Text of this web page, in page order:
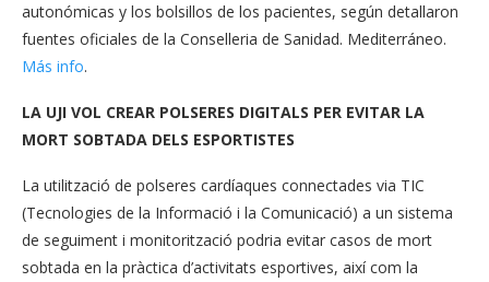
autonómicas y los bolsillos de los pacientes, según detallaron
fuentes oficiales de la Conselleria de Sanidad. Mediterráneo.
Más info.
LA UJI VOL CREAR POLSERES DIGITALS PER EVITAR LA
MORT SOBTADA DELS ESPORTISTES
La utilització de polseres cardíaques connectades via TIC
(Tecnologies de la Informació i la Comunicació) a un sistema
de seguiment i monitorització podria evitar casos de mort
sobtada en la pràctica d’activitats esportives, així com la